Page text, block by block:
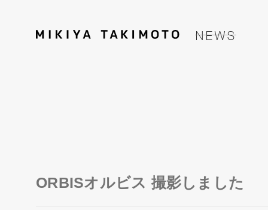
NEWS
ORBISオルビス 撮影しました